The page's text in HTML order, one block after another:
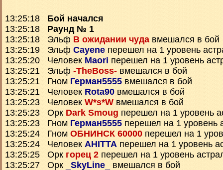
13:25:18 Бой начался
13:25:18 Раунд № 1
13:25:18 Эльф В ожидании чудавмешался в бой
13:25:19 Эльф Cayene перешел на 1 уровень
13:25:20 Человек Maori перешел на 1 уровень
13:25:21 Эльф -TheBoss- вмешался в бой
13:25:21 Гном Герман5555 вмешался в бой
13:25:21 Человек Rota90 вмешался в бой
13:25:23 Человек W*s*W вмешался в бой
13:25:23 Орк Dark Smoug перешел на 1 уровень
13:25:23 Гном Герман5555 перешел на 1 уровень
13:25:24 Гном ОБНИНСК 60000 перешел на 1
13:25:24 Человек AHITTA перешел на 1 уровень
13:25:25 Орк горец 2 перешел на 1 уровень
13:25:27 Орк
_SkyLine_
вмешался в бой